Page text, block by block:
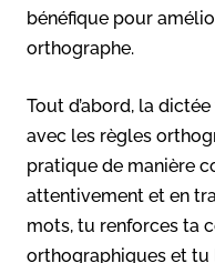
bénéfique pour
orthographe.
Tout d’abord, la
avec les règles
pratique de manière
attentivement et en
mots, tu renforces ta
orthographiques et tu